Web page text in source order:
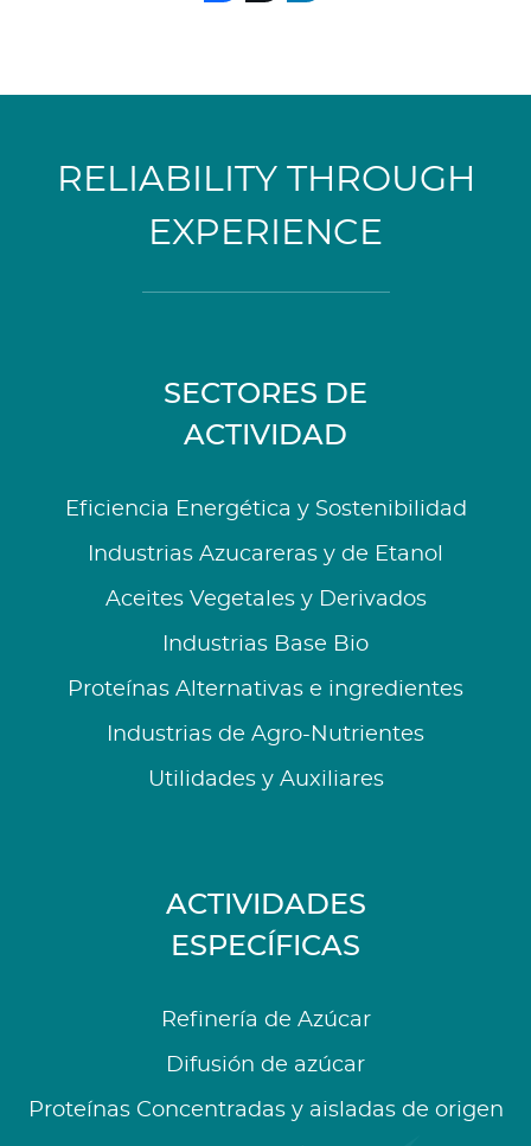
RELIABILITY THROUGH
EXPERIENCE
SECTORES DE
ACTIVIDAD
Eficiencia Energética y Sostenibilidad
Industrias Azucareras y de Etanol
Aceites Vegetales y Derivados
Industrias Base Bio
Proteínas Alternativas e ingredientes
Industrias de Agro-Nutrientes
Utilidades y Auxiliares
ACTIVIDADES
ESPECÍFICAS
Refinería de Azúcar
Difusión de azúcar
Proteínas Concentradas y aisladas de origen